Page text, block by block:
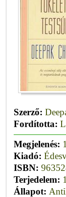
Szerző:
Fordította:
Megjelenés:
Kiadó:
ISBN:
Terjedelem:
Állapot: